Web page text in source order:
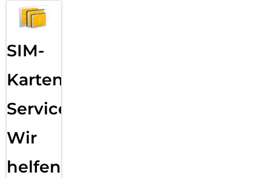
SIM-
Karten
Service:
Wir
helfen